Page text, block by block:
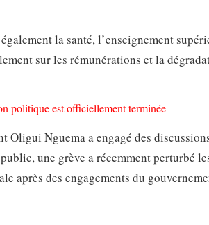
la santé, l’enseignement
sur les rémunérations et la
politique est officiellement terminée
Oligui Nguema a engagé des
une grève a récemment perturbé
après des engagements du